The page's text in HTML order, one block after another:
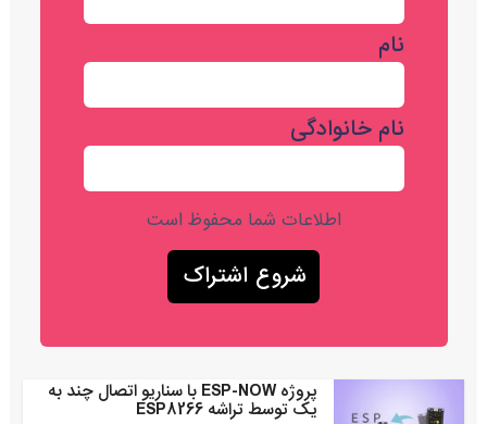
نام
نام خانوادگی
اطلاعات شما محفوظ است
پروژه ESP-NOW با سناریو اتصال چند به
یک توسط تراشه ESP8266